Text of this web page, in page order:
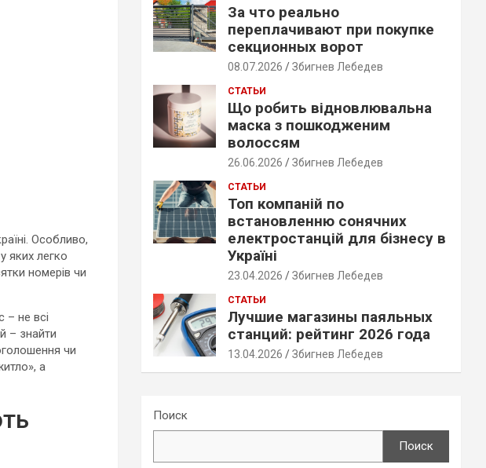
Особливо,
яких легко
номерів чи
– не всі
– знайти
чи
а
За что реально
переплачивают при покупке
секционных ворот
08.07.2026 Збигнев Лебедев
СТАТЬИ
Що робить відновлювальна
маска з пошкодженим
волоссям
26.06.2026 Збигнев Лебедев
СТАТЬИ
Топ компаній по
встановленню сонячних
електростанцій для бізнесу в
Україні
23.04.2026 Збигнев Лебедев
СТАТЬИ
Лучшие магазины паяльных
станций: рейтинг 2026 года
13.04.2026 Збигнев Лебедев
Поиск
Поиск